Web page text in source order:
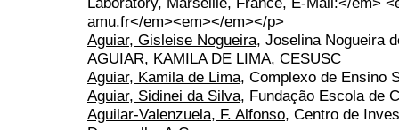
amu.fr</em><em></em></p>
Aguiar, Gisleise Nogueira, Joselina Nogueira
AGUIAR, KAMILA DE LIMA, CESUSC
Aguiar, Kamila de Lima, Complexo de Ensino
Aguiar, Sidinei da Silva, Fundação Escola de
Aguilar-Valenzuela, F. Alfonso, Centro de